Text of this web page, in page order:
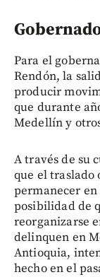
Para el
Rendón, la
producir
que durante
Medellín y
A través de su
que el traslado
permanecer en
posibilidad de
reorganizarse
delinquen en
Antioquia,
hecho en el